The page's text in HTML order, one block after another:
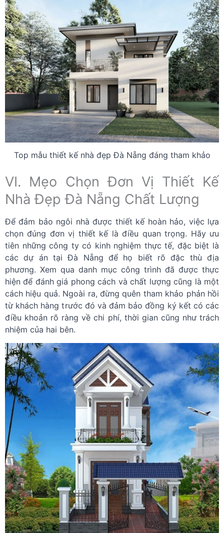
Top mẫu thiết kế nhà đẹp Đà Nẵng đáng tham khảo
VI. Mẹo Chọn Đơn Vị Thiết Kế
Nhà Đẹp Đà Nẵng Chất Lượng
Để đảm bảo ngôi nhà được thiết kế hoàn hảo, việc lựa
chọn đúng đơn vị thiết kế là điều quan trọng. Hãy ưu
tiên những công ty có kinh nghiệm thực tế, đặc biệt là
các dự án tại Đà Nẵng để họ biết rõ đặc thù địa
phương. Xem qua danh mục công trình đã được thực
hiện để đánh giá phong cách và chất lượng cũng là một
cách hiệu quả. Ngoài ra, đừng quên tham khảo phản hồi
từ khách hàng trước đó và đảm bảo đồng ký kết có các
điều khoản rõ ràng về chi phí, thời gian cũng như trách
nhiệm của hai bên.